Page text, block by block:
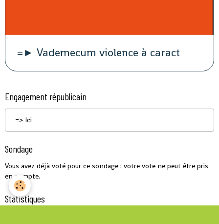
=► Vademecum violence à caract
Engagement républicain
=> Ici
Sondage
Vous avez déjà voté pour ce sondage : votre vote ne peut être pris
en compte.
Statistiques